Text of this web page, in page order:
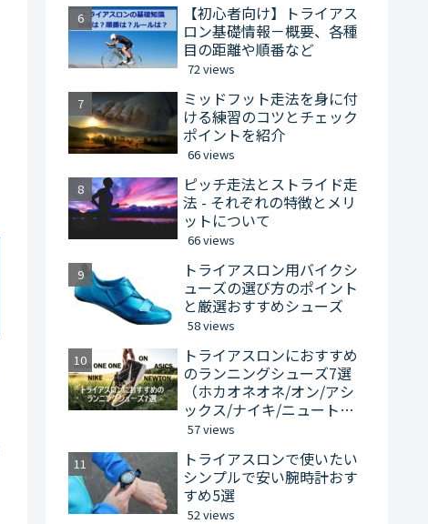
【初心者向け】トライアス
ロン基礎情報－概要、各種
目の距離や順番など
72 views
ミッドフット走法を身に付
ける練習のコツとチェック
ポイントを紹介
66 views
ピッチ走法とストライド走
法 - それぞれの特徴とメリ
ットについて
66 views
トライアスロン用バイクシ
ューズの選び方のポイント
と厳選おすすめシューズ
58 views
トライアスロンにおすすめ
のランニングシューズ7選
（ホカオネオネ/オン/アシ
ックス/ナイキ/ニュート
ン）
57 views
トライアスロンで使いたい
シンプルで安い腕時計おす
すめ5選
52 views